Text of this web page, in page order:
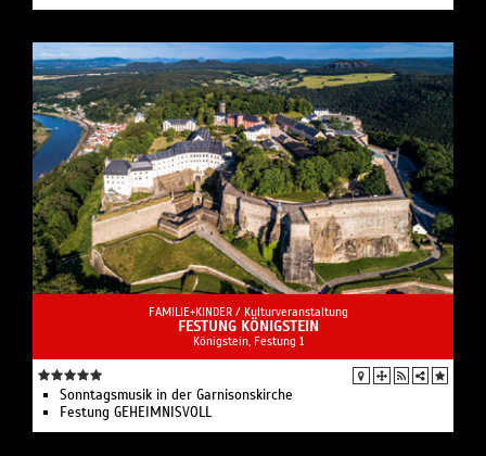
FAMILIE+KINDER / Kulturveranstaltung
FESTUNG KÖNIGSTEIN
Königstein, Festung 1
Sonntagsmusik in der Garnisonskirche
Festung GEHEIMNISVOLL